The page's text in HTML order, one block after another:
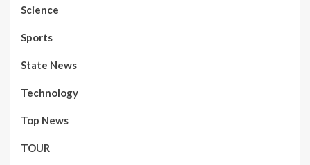
Science
Sports
State News
Technology
Top News
TOUR